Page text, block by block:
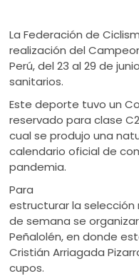
La Federación de
realización del
Perú, del 23 al 29 de
sanitarios.
Este deporte tuvo un
reservado para clase
cual se produjo una
calendario oficial de
pandemia.
Para
estructurar la selección
de semana se
Peñalolén, en donde
Cristián Arriagada
cupos.